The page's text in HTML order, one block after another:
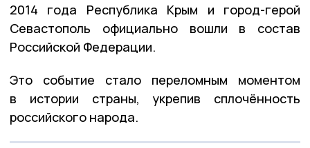
2014 года Республика Крым и город-герой
Севастополь официально вошли в состав
Российской Федерации.
Это событие стало переломным моментом
в истории страны, укрепив сплочённость
российского народа.